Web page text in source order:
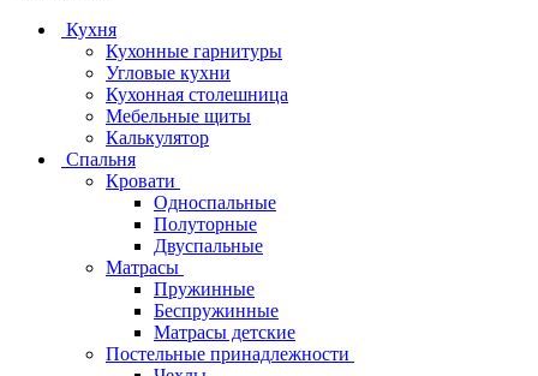
Кухня
Кухонные гарнитуры
Угловые кухни
Кухонная столешница
Мебельные щиты
Калькулятор
Спальня
Кровати
Односпальные
Полуторные
Двуспальные
Матрасы
Пружинные
Беспружинные
Матрасы детские
Постельные принадлежности